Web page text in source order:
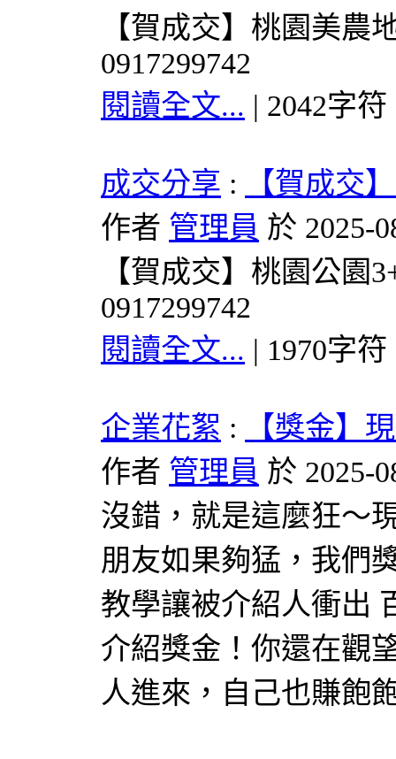
【賀成交】桃園美農
0917299742
閱讀全文... | 2042字
成交分享 :
【賀成交
作者 管理員 於 2025-
【賀成交】桃園公園
0917299742
閱讀全文... | 1970字
企業花絮 :
【獎金】
作者 管理員 於 2025-
沒錯，就是這麼狂～
朋友如果夠猛，我們
教學讓被介紹人衝出
介紹獎金！你還在觀
人進來，自己也賺飽